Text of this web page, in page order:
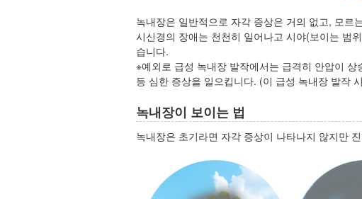
녹내장은 일반적으로 자각 증상은 거의 없고, 모르
시신경의 장애는 천천히 일어나고 시야(보이는 범
습니다.
※예외로 급성 녹내장 발작에서는 급격히 안압이
등 심한 증상을 일으킵니다. (이 급성 녹내장 발작
녹내장이 보이는 법
녹내장은 초기라면 자각 증상이 나타나지 않지만